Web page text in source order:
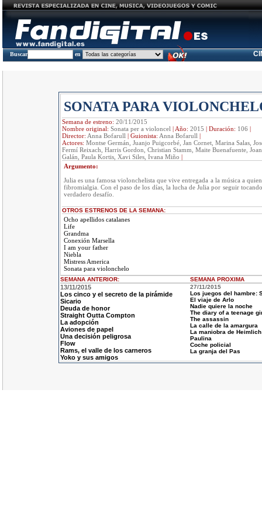
Buscar en
SONATA PARA
Semana de estreno: 20/11/2015
Nombre original: Sonata per a violoncel | Año: 2015 | Duración: 106 |
Director: Anna Bofarull | Guionista: Anna Bofarull |
Actores: Montse Germán, Juanjo Puigcorbé, Jan Cornet, Marina Salas,
Fermí Reixach, Harris Gordon, Christian Stamm, Maite Buenafuente,
Galán, Paula Kortis, Xavi Siles, Ivana Miño |
Argumento:
Julia es una famosa violonchelista que vive entregada a la música a
fibromialgia. Con el paso de los días, la lucha de Julia por seguir
verdadero desafío.
OTROS ESTRENOS DE LA SEMANA:
Ocho apellidos catalanes
Life
Grandma
Conexión Marsella
I am your father
Niebla
Mistress America
Sonata para violonchelo
SEMANA ANTERIOR: SEMANA PROXIMA
13/11/2015
Los cinco y el secreto de la pirámide
Sicario
Deuda de honor
Straight Outta Compton
La adopción
Aviones de papel
Una decisión peligrosa
Flow
Rams, el valle de los carneros
Yoko y sus amigos
27/11/2015
Los juegos del hambre:
El viaje de Arlo
Nadie quiere la noche
The diary of a teenage
The assassin
La calle de la amargura
La maniobra de Heimlich
Paulina
Coche policial
La granja del Pas